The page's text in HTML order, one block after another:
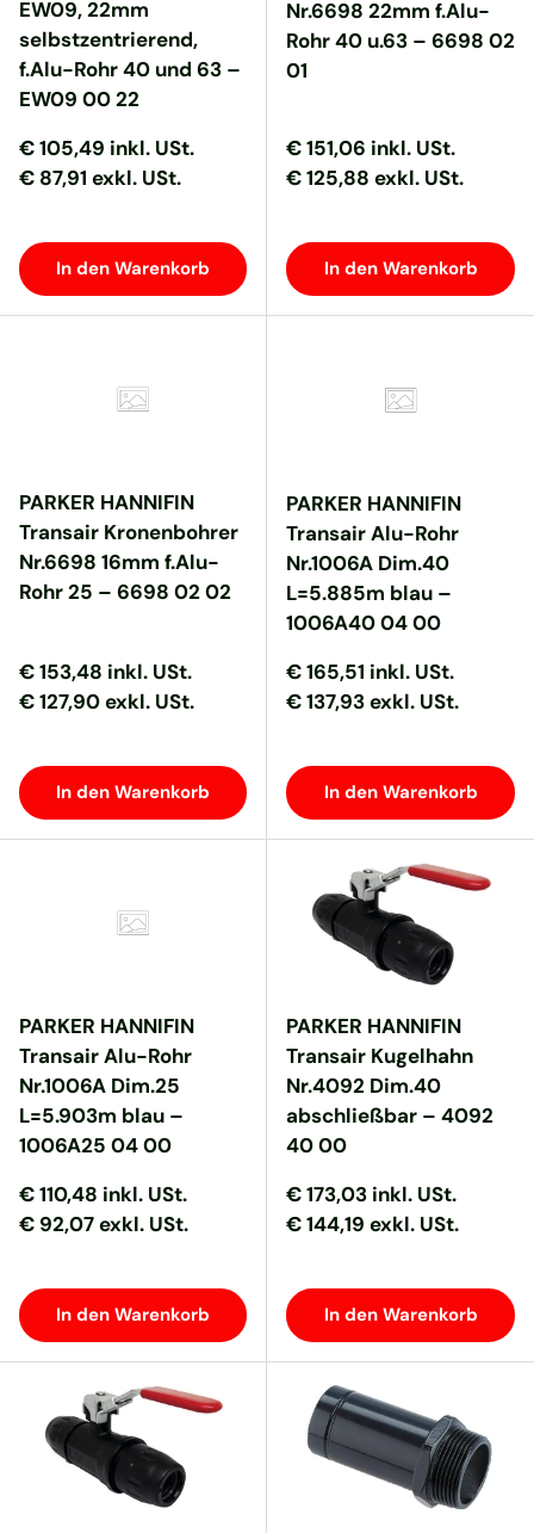
EW09, 22mm
selbstzentrierend,
f.Alu-Rohr 40 und 63 –
EW09 00 22
Normaler Preis
Normaler Preis
€ 105,49 inkl. USt.
€ 87,91 exkl. USt.
In den Warenkorb
Nr.6698 22mm f.Alu-
Rohr 40 u.63 – 6698 02
01
Normaler Preis
Normaler Preis
€ 151,06 inkl. USt.
€ 125,88 exkl. USt.
In den Warenkorb
PARKER HANNIFIN
Transair Kronenbohrer
Nr.6698 16mm f.Alu-
Rohr 25 – 6698 02 02
Normaler Preis
Normaler Preis
€ 153,48 inkl. USt.
€ 127,90 exkl. USt.
In den Warenkorb
PARKER HANNIFIN
Transair Alu-Rohr
Nr.1006A Dim.40
L=5.885m blau –
1006A40 04 00
Normaler Preis
Normaler Preis
€ 165,51 inkl. USt.
€ 137,93 exkl. USt.
In den Warenkorb
PARKER HANNIFIN
Transair Alu-Rohr
Nr.1006A Dim.25
L=5.903m blau –
1006A25 04 00
Normaler Preis
Normaler Preis
€ 110,48 inkl. USt.
€ 92,07 exkl. USt.
In den Warenkorb
PARKER HANNIFIN
Transair Kugelhahn
Nr.4092 Dim.40
abschließbar – 4092
40 00
Normaler Preis
Normaler Preis
€ 173,03 inkl. USt.
€ 144,19 exkl. USt.
In den Warenkorb